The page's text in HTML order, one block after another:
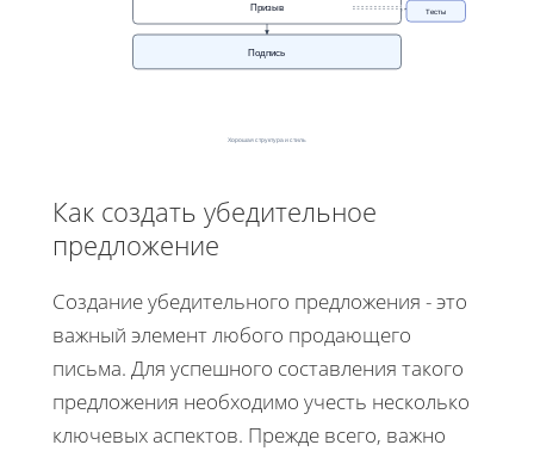
Призыв
Подпись
Тесты
Хорошая структура и стиль
Как создать убедительное
предложение
Создание убедительного предложения - это
важный элемент любого продающего
письма. Для успешного составления такого
предложения необходимо учесть несколько
ключевых аспектов. Прежде всего, важно